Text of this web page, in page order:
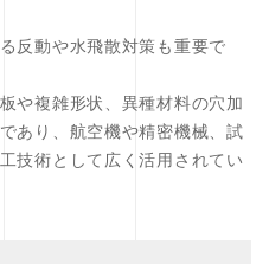
反動や水飛散対策も重要で
や複雑形状、異種材料の穴加
あり、航空機や精密機械、試
技術として広く活用されてい